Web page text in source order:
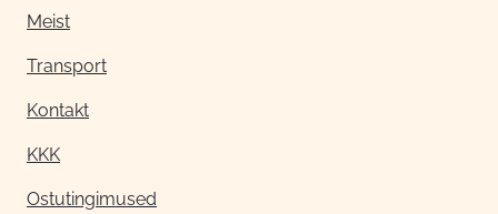
Meist
Transport
Kontakt
KKK
Ostutingimused